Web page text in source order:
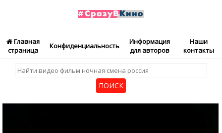
Главная
страница
Конфиденциальность
Информация
для авторов
Наши
контакты